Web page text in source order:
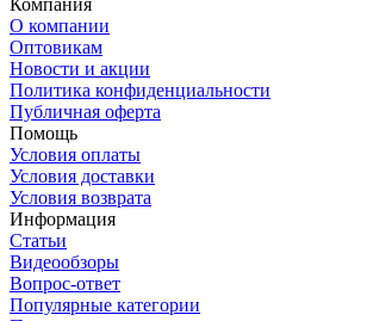
О компании
Оптовикам
Новости и акции
Политика конфиденциальности
Публичная оферта
Помощь
Условия оплаты
Условия доставки
Условия возврата
Информация
Статьи
Видеообзоры
Вопрос-ответ
Популярные категории